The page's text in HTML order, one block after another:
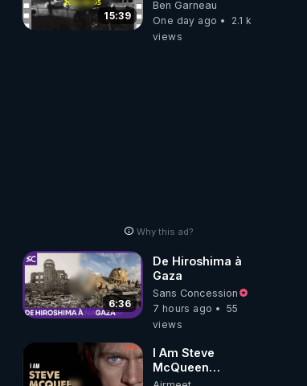
15:39
Ben Garneau
One day ago
2.1 k
views
Why this ad?
6:36
De Hiroshima à
Gaza
Sans Concession
7 hours ago
55
views
I Am Steve
McQueen
⎮Documentaire